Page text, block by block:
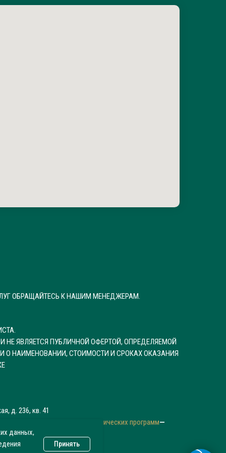
ОБРАЩАЙТЕСЬ К НАШИМ МЕНЕДЖЕРАМ.
ЯВЛЯЕТСЯ ПУБЛИЧНОЙ ОФЕРТОЙ, ОПРЕДЕЛЯЕМОЙ
НАИМЕНОВАНИИ, СТОИМОСТИ И СРОКАХ ОКАЗАНИЯ
д. 236, кв. 41
данных с помощью метрических программ—
для распространения
данных,
Принять